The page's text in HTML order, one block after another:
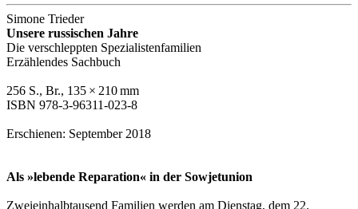
Simone Trieder
Unsere russischen Jahre
Die verschleppten Spezialistenfamilien
Erzählendes Sachbuch
256 S., Br., 135 × 210 mm
ISBN 978-3-96311-023-8
Erschienen: September 2018
Als »lebende Reparation« in der Sowjetunion
Zweieinhalbtausend Familien werden am Dienstag, dem 22.